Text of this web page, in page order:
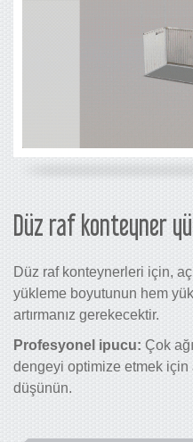
Düz raf konteyner
Düz raf konteynerleri için,
yükleme boyutunun hem
artırmanız gerekecektir.
Profesyonel ipucu: Çok
dengeyi optimize etmek için
düşünün.